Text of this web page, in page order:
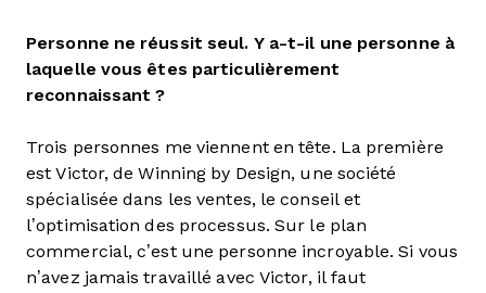
Personne ne réussit seul. Y a-t-il une personne à
laquelle vous êtes particulièrement
reconnaissant ?
Trois personnes me viennent en tête. La première
est Victor, de Winning by Design, une société
spécialisée dans les ventes, le conseil et
l’optimisation des processus. Sur le plan
commercial, c’est une personne incroyable. Si vous
n’avez jamais travaillé avec Victor, il faut